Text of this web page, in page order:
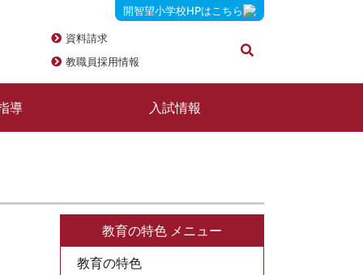
開智望小学校HPはこちら
資料請求
教職員採用情報
導 入試情報
教育の特色 メニュー
教育の特色